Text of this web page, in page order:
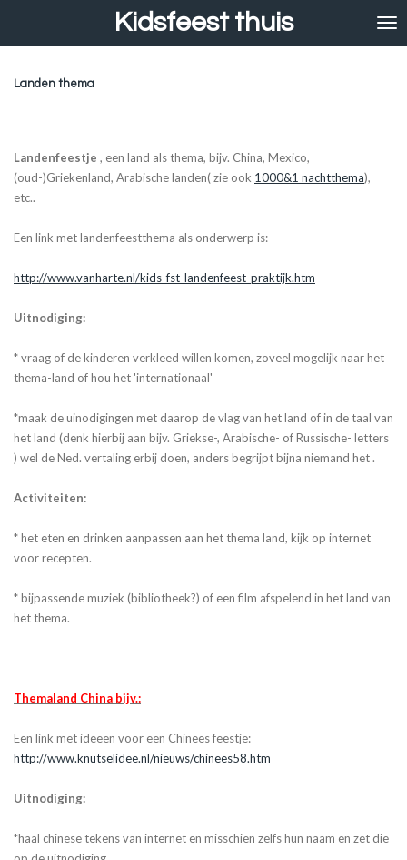
de
Kidsfeest thuis
Landen thema
Landenfeestje , een land als thema, bijv. China, Mexico,
(oud-)Griekenland, Arabische landen( zie ook 1000&1 nachtthema),
etc..
Een link met landenfeestthema als onderwerp is:
http://www.vanharte.nl/kids_fst_landenfeest_praktijk.htm
Uitnodiging:
* vraag of de kinderen verkleed willen komen, zoveel mogelijk naar het
thema-land of hou het 'internationaal'
*maak de uinodigingen met daarop de vlag van het land of in de taal van
het land (denk hierbij aan bijv. Griekse-, Arabische- of Russische- letters
) wel de Ned. vertaling erbij doen, anders begrijpt bijna niemand het .
Activiteiten:
* het eten en drinken aanpassen aan het thema land, kijk op internet
voor recepten.
* bijpassende muziek (bibliotheek?) of een film afspelend in het land van
het thema.
Themaland China bijv.:
Een link met ideeën voor een Chinees feestje:
http://www.knutselidee.nl/nieuws/chinees58.htm
Uitnodiging:
*haal chinese tekens van internet en misschien zelfs hun naam en zet die